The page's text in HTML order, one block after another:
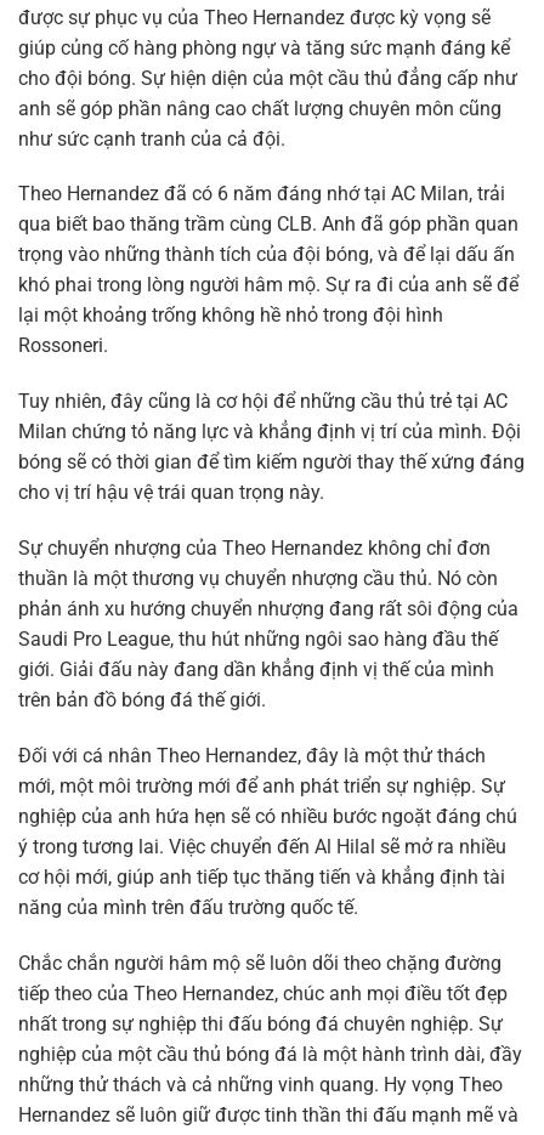
được sự phục vụ của Theo Hernandez được kỳ vọng sẽ
giúp củng cố hàng phòng ngự và tăng sức mạnh đáng kể
cho đội bóng. Sự hiện diện của một cầu thủ đẳng cấp như
anh sẽ góp phần nâng cao chất lượng chuyên môn cũng
như sức cạnh tranh của cả đội.
Theo Hernandez đã có 6 năm đáng nhớ tại AC Milan, trải
qua biết bao thăng trầm cùng CLB. Anh đã góp phần quan
trọng vào những thành tích của đội bóng, và để lại dấu ấn
khó phai trong lòng người hâm mộ. Sự ra đi của anh sẽ để
lại một khoảng trống không hề nhỏ trong đội hình
Rossoneri.
Tuy nhiên, đây cũng là cơ hội để những cầu thủ trẻ tại AC
Milan chứng tỏ năng lực và khẳng định vị trí của mình. Đội
bóng sẽ có thời gian để tìm kiếm người thay thế xứng đáng
cho vị trí hậu vệ trái quan trọng này.
Sự chuyển nhượng của Theo Hernandez không chỉ đơn
thuần là một thương vụ chuyển nhượng cầu thủ. Nó còn
phản ánh xu hướng chuyển nhượng đang rất sôi động của
Saudi Pro League, thu hút những ngôi sao hàng đầu thế
giới. Giải đấu này đang dần khẳng định vị thế của mình
trên bản đồ bóng đá thế giới.
Đối với cá nhân Theo Hernandez, đây là một thử thách
mới, một môi trường mới để anh phát triển sự nghiệp. Sự
nghiệp của anh hứa hẹn sẽ có nhiều bước ngoặt đáng chú
ý trong tương lai. Việc chuyển đến Al Hilal sẽ mở ra nhiều
cơ hội mới, giúp anh tiếp tục thăng tiến và khẳng định tài
năng của mình trên đấu trường quốc tế.
Chắc chắn người hâm mộ sẽ luôn dõi theo chặng đường
tiếp theo của Theo Hernandez, chúc anh mọi điều tốt đẹp
nhất trong sự nghiệp thi đấu bóng đá chuyên nghiệp. Sự
nghiệp của một cầu thủ bóng đá là một hành trình dài, đầy
những thử thách và cả những vinh quang. Hy vọng Theo
Hernandez sẽ luôn giữ được tinh thần thi đấu mạnh mẽ và